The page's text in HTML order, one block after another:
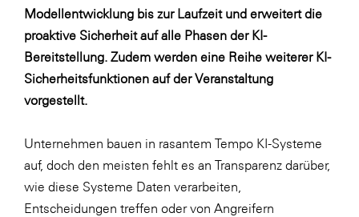
PAGRO
PHH Rechtsanwält:innen
Primark
Salesforce
SeneCura
SERVICE&MORE
SKINUANCE®
Modellentwicklung bis zur Laufzeit und erweitert die
proaktive Sicherheit auf alle Phasen der KI-
Bereitstellung. Zudem werden eine Reihe weiterer KI-
Sicherheitsfunktionen auf der Veranstaltung
vorgestellt.
Unternehmen bauen in rasantem Tempo KI-Systeme
auf, doch den meisten fehlt es an Transparenz darüber,
wie diese Systeme Daten verarbeiten,
Entscheidungen treffen oder von Angreifern